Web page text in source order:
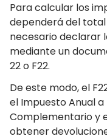
Para calcular los
dependerá del total
necesario declarar
mediante un
22 o F22.
De este modo, el
el Impuesto Anual
Complementario y
obtener